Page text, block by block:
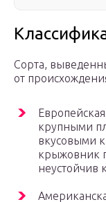
Cорта,
от
крупными
вкусовыми
крыжовник
неустойчив